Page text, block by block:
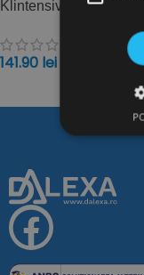
Klintensiv gata de
141.90 lei